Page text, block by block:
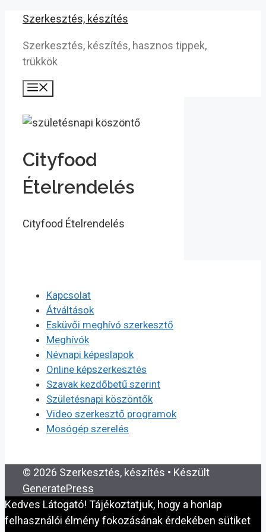
Kilépés
tartalomba
Szerkesztés, készítés
Szerkesztés, készítés, hasznos tippek,
trükkök
Cityfood
Ételrendelés
Cityfood Ételrendelés
Kapcsolat
Átváltások
Esküvői meghívó szerkesztő
Meghívók
Névnapi képeslapok
Online képszerkesztés
Szavak kezdőbetű szerint
Születésnapi köszöntők
Video szerkesztő programok
Mosógép szerelés
© 2026 Szerkesztés, készítés • Készült
GeneratePress
Kedves Látogató! Tájékoztatjuk, hogy a honlap
felhasználói élmény fokozásának érdekében sütiket